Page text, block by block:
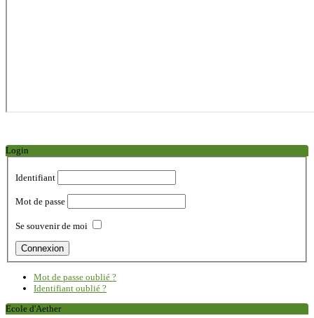
Login
Identifiant
Mot de passe
Se souvenir de moi
Mot de passe oublié ?
Identifiant oublié ?
Ecole d'Aether